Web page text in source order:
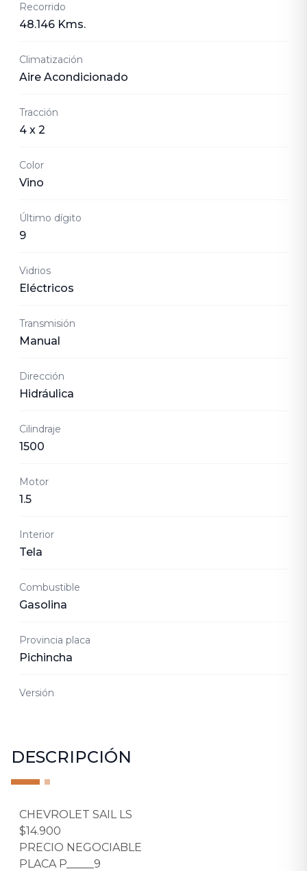
Recorrido
48.146 Kms.
Climatización
Aire Acondicionado
Tracción
4 x 2
Color
Vino
Último dígito
9
Vidrios
Eléctricos
Transmisión
Manual
Dirección
Hidráulica
Cilindraje
1500
Motor
1.5
Interior
Tela
Combustible
Gasolina
Provincia placa
Pichincha
Versión
DESCRIPCIÓN
CHEVROLET SAIL LS
$14.900
PRECIO NEGOCIABLE
PLACA P_____9